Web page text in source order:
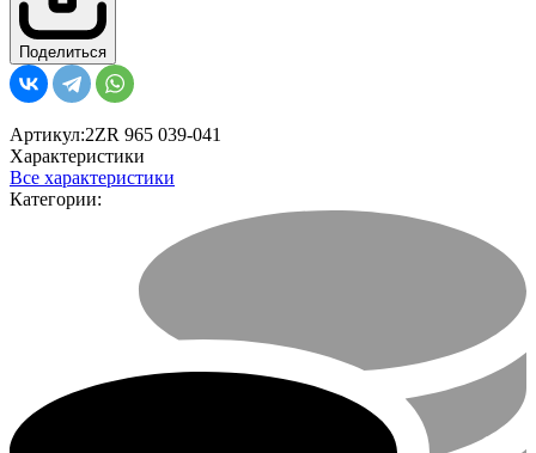
Поделиться
Артикул:2ZR 965 039-041
Характеристики
Все характеристики
Категории: